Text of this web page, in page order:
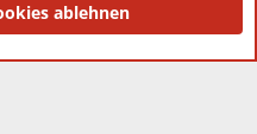
2025 XenForo Ltd.
ablehnen